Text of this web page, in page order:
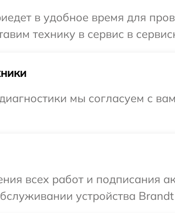
в удобное время для
технику в сервис в
мы согласуем с
всех работ и подписания
устройства